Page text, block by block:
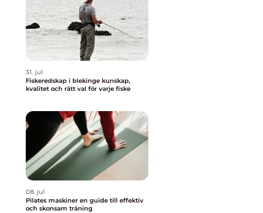
31. jul
Fiskeredskap i blekinge kunskap,
kvalitet och rätt val för varje fiske
08. jul
Pilates maskiner en guide till effektiv
och skonsam träning